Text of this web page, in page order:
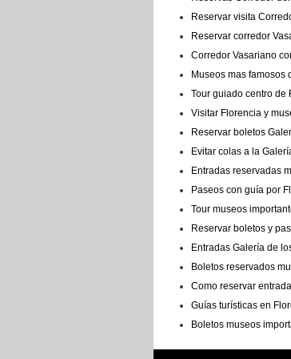
Reservar visita
Reservar corredor
Corredor Vasariano
Museos mas famosos
Tour guiado centro de
Visitar Florencia y
Reservar boletos
Evitar colas a la
Entradas reservadas
Paseos con guía por
Tour museos
Reservar boletos y
Entradas Galería de
Boletos reservados
Como reservar
Guías turísticas en
Boletos museos